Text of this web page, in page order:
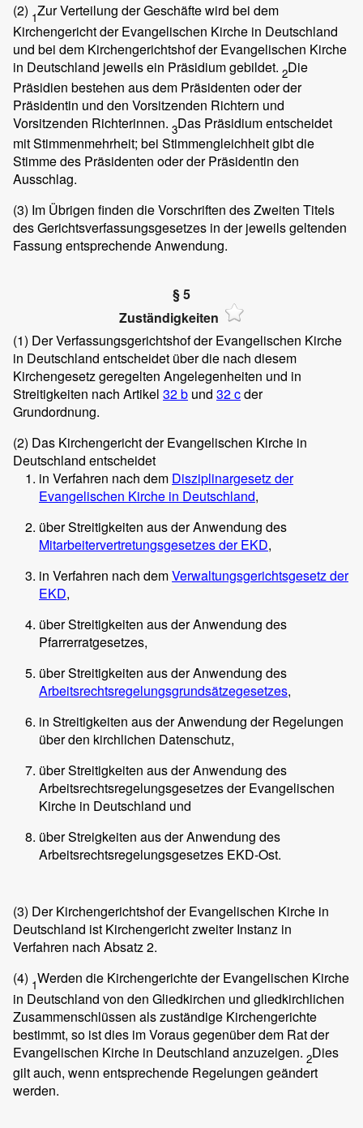
(2) 1Zur Verteilung der Geschäfte wird bei dem
Kirchengericht der Evangelischen Kirche in Deutschland
und bei dem Kirchengerichtshof der Evangelischen Kirche
in Deutschland jeweils ein Präsidium gebildet. 2Die
Präsidien bestehen aus dem Präsidenten oder der
Präsidentin und den Vorsitzenden Richtern und
Vorsitzenden Richterinnen. 3Das Präsidium entscheidet
mit Stimmenmehrheit; bei Stimmengleichheit gibt die
Stimme des Präsidenten oder der Präsidentin den
Ausschlag.
(3) Im Übrigen finden die Vorschriften des Zweiten Titels
des Gerichtsverfassungsgesetzes in der jeweils geltenden
Fassung entsprechende Anwendung.
§ 5
Zuständigkeiten
(1) Der Verfassungsgerichtshof der Evangelischen Kirche
in Deutschland entscheidet über die nach diesem
Kirchengesetz geregelten Angelegenheiten und in
Streitigkeiten nach Artikel 32 b und 32 cder
Grundordnung.
(2) Das Kirchengericht der Evangelischen Kirche in
Deutschland entscheidet
in Verfahren nach dem Disziplinargesetz der
Evangelischen Kirche in Deutschland,
über Streitigkeiten aus der Anwendung des
Mitarbeitervertretungsgesetzes der EKD,
in Verfahren nach demVerwaltungsgerichtsgesetz der
EKD,
über Streitigkeiten aus der Anwendung des
Pfarrerratgesetzes,
über Streitigkeiten aus der Anwendung des
Arbeitsrechtsregelungsgrundsätzegesetzes,
in Streitigkeiten aus der Anwendung der Regelungen
über den kirchlichen Datenschutz,
über Streitigkeiten aus der Anwendung des
Arbeitsrechtsregelungsgesetzes der Evangelischen
Kirche in Deutschland und
über Streigkeiten aus der Anwendung des
Arbeitsrechtsregelungsgesetzes EKD-Ost.
(3) Der Kirchengerichtshof der Evangelischen Kirche in
Deutschland ist Kirchengericht zweiter Instanz in
Verfahren nach Absatz 2.
(4) 1Werden die Kirchengerichte der Evangelischen Kirche
in Deutschland von den Gliedkirchen und gliedkirchlichen
Zusammenschlüssen als zuständige Kirchengerichte
bestimmt, so ist dies im Voraus gegenüber dem Rat der
Evangelischen Kirche in Deutschland anzuzeigen. 2Dies
gilt auch, wenn entsprechende Regelungen geändert
werden.